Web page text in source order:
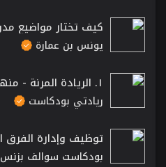
يونس بن عمارة
١. الريادة المرنة - منهجية الشلال
ريادتي بودكاست
بودكاست سوالف بزنس